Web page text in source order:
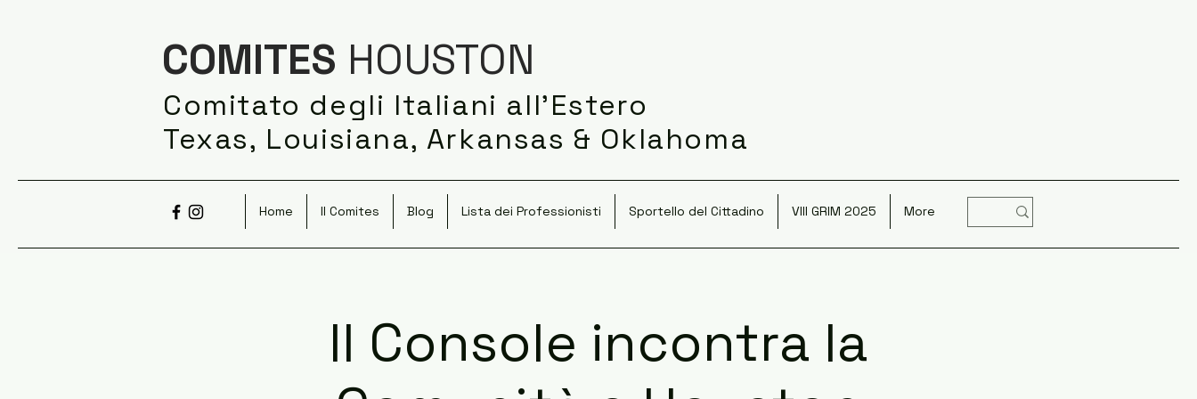
COMITES HOUSTON
Comitato degli Italiani all'Estero
Texas, Louisiana, Arkansas & Oklahoma
Home Il Comites Blog Lista dei Professionisti Sportello del Cittadino VIII GRIM 2025 More
Il Console incontra la